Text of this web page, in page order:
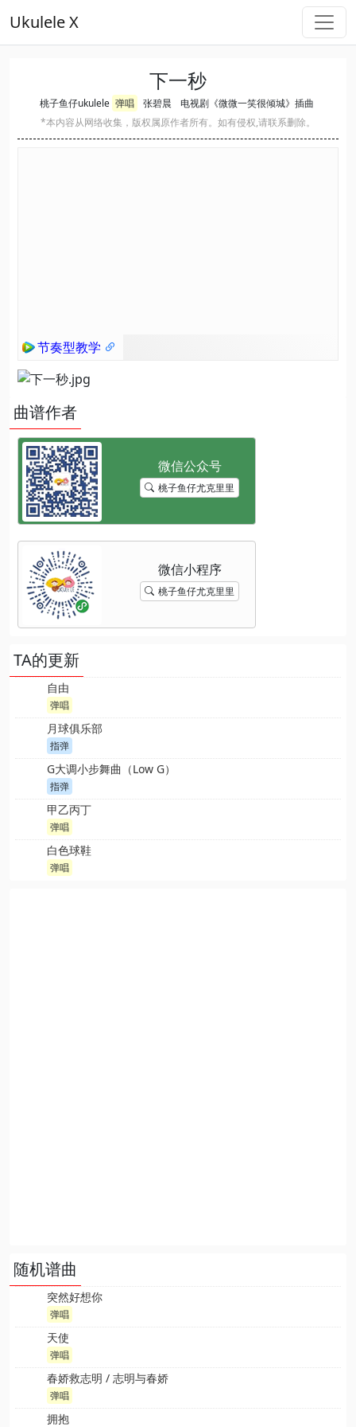
Ukulele X
下一秒
桃子鱼仔ukulele 弹唱 张碧晨
电视剧《微微一笑很倾城》插曲
*本内容从网络收集，版权属原作者所有。如有侵权,请联系删除。
节奏型教学
曲谱作者
桃子鱼仔尤克里里
桃子鱼仔尤克里里
TA的更新
自由
弹唱
月球俱乐部
指弹
G大调小步舞曲（Low G）
指弹
甲乙丙丁
弹唱
白色球鞋
弹唱
随机谱曲
突然好想你
弹唱
天使
弹唱
春娇救志明 / 志明与春娇
弹唱
拥抱